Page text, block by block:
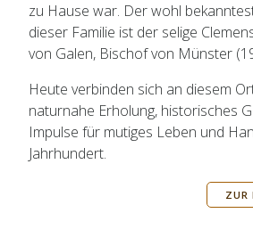
zu Hause war. Der wohl
dieser Familie ist der selige
von Galen, Bischof von Münster
Heute verbinden sich an diesem
naturnahe Erholung, historisches
Impulse für mutiges Leben und
Jahrhundert.
ZUR